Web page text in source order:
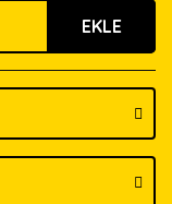
EKLE